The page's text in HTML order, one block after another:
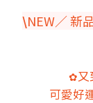
\NEW／ 新
✿又
可愛好